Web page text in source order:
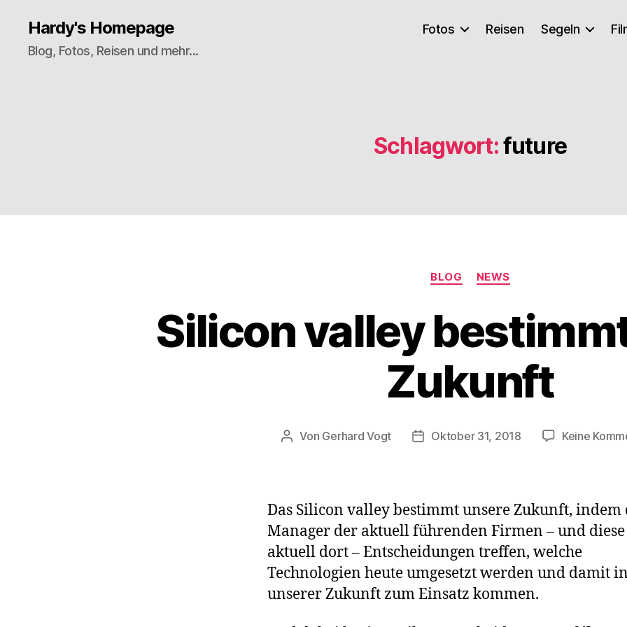
Hardy's Homepage
Blog, Fotos, Reisen und mehr...
Fotos Reisen Segeln
Schlagwort:future
Kategorien
BLOG NEWS
Silicon valley
Zukunft
Beitragsautor
Von Gerhard Vogt Veröffentlichungsdatum
Oktober 31, 2018 Keine
Das Silicon valley bestimmt unsere Zukunft, indem
Manager der aktuell führenden Firmen – und
aktuell dort – Entscheidungen treffen, welche
Technologien heute umgesetzt werden und damit in
unserer Zukunft zum Einsatz kommen.